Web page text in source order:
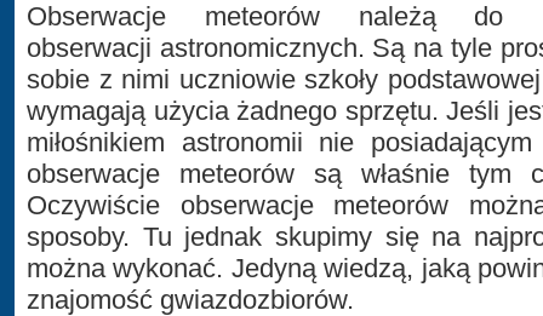
Obserwacje meteorów należą do
obserwacji astronomicznych. Są na tyle
sobie z nimi uczniowie szkoły
wymagają użycia żadnego sprzętu. Jeśli
miłośnikiem astronomii nie
obserwacje meteorów są właśnie tym
Oczywiście obserwacje meteorów
sposoby. Tu jednak skupimy się na
można wykonać. Jedyną wiedzą, jaką
znajomość gwiazdozbiorów.